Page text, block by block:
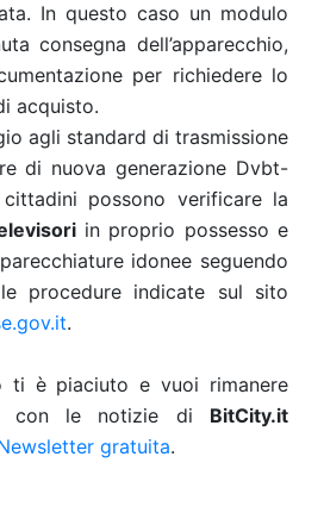
In questo caso un modulo
consegna dell’apparecchio,
per richiedere lo
acquisto.
agli standard di trasmissione
di nuova generazione Dvbt-
possono verificare la
in proprio possesso e
idonee seguendo
procedure indicate sul sito
.
ti è piaciuto e vuoi rimanere
con le notizie di BitCity.it
gratuita.